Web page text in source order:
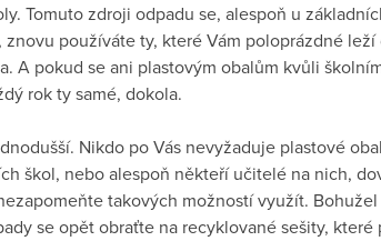
Tomuto zdroji odpadu se, alespoň u
používáte ty, které Vám poloprázdné
A pokud se ani plastovým obalům kvůli
rok ty samé, dokola.
Nikdo po Vás nevyžaduje plastové
škol, nebo alespoň někteří učitelé na nich,
takových možností využít.
se opět obraťte na recyklované sešity,